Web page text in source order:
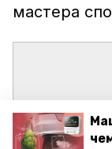
мастера